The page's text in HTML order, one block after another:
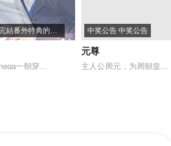
關於 完結番外特典的通知
一朝穿...
中奖公告 中奖公告
元尊
主人公周元，为周朝皇...